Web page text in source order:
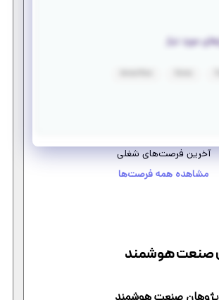
مورد نیاز
آخرین فرصت‌های شغلی
مشاهده همه فرصت‌ها
صنعت هوشمند